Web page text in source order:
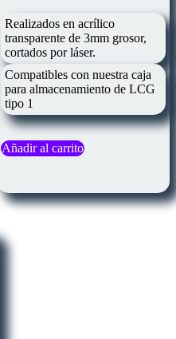
Realizados en acrílico
transparente de 3mm grosor,
cortados por láser.
Compatibles con nuestra caja
para almacenamiento de LCG
tipo 1
Añadir al carrito